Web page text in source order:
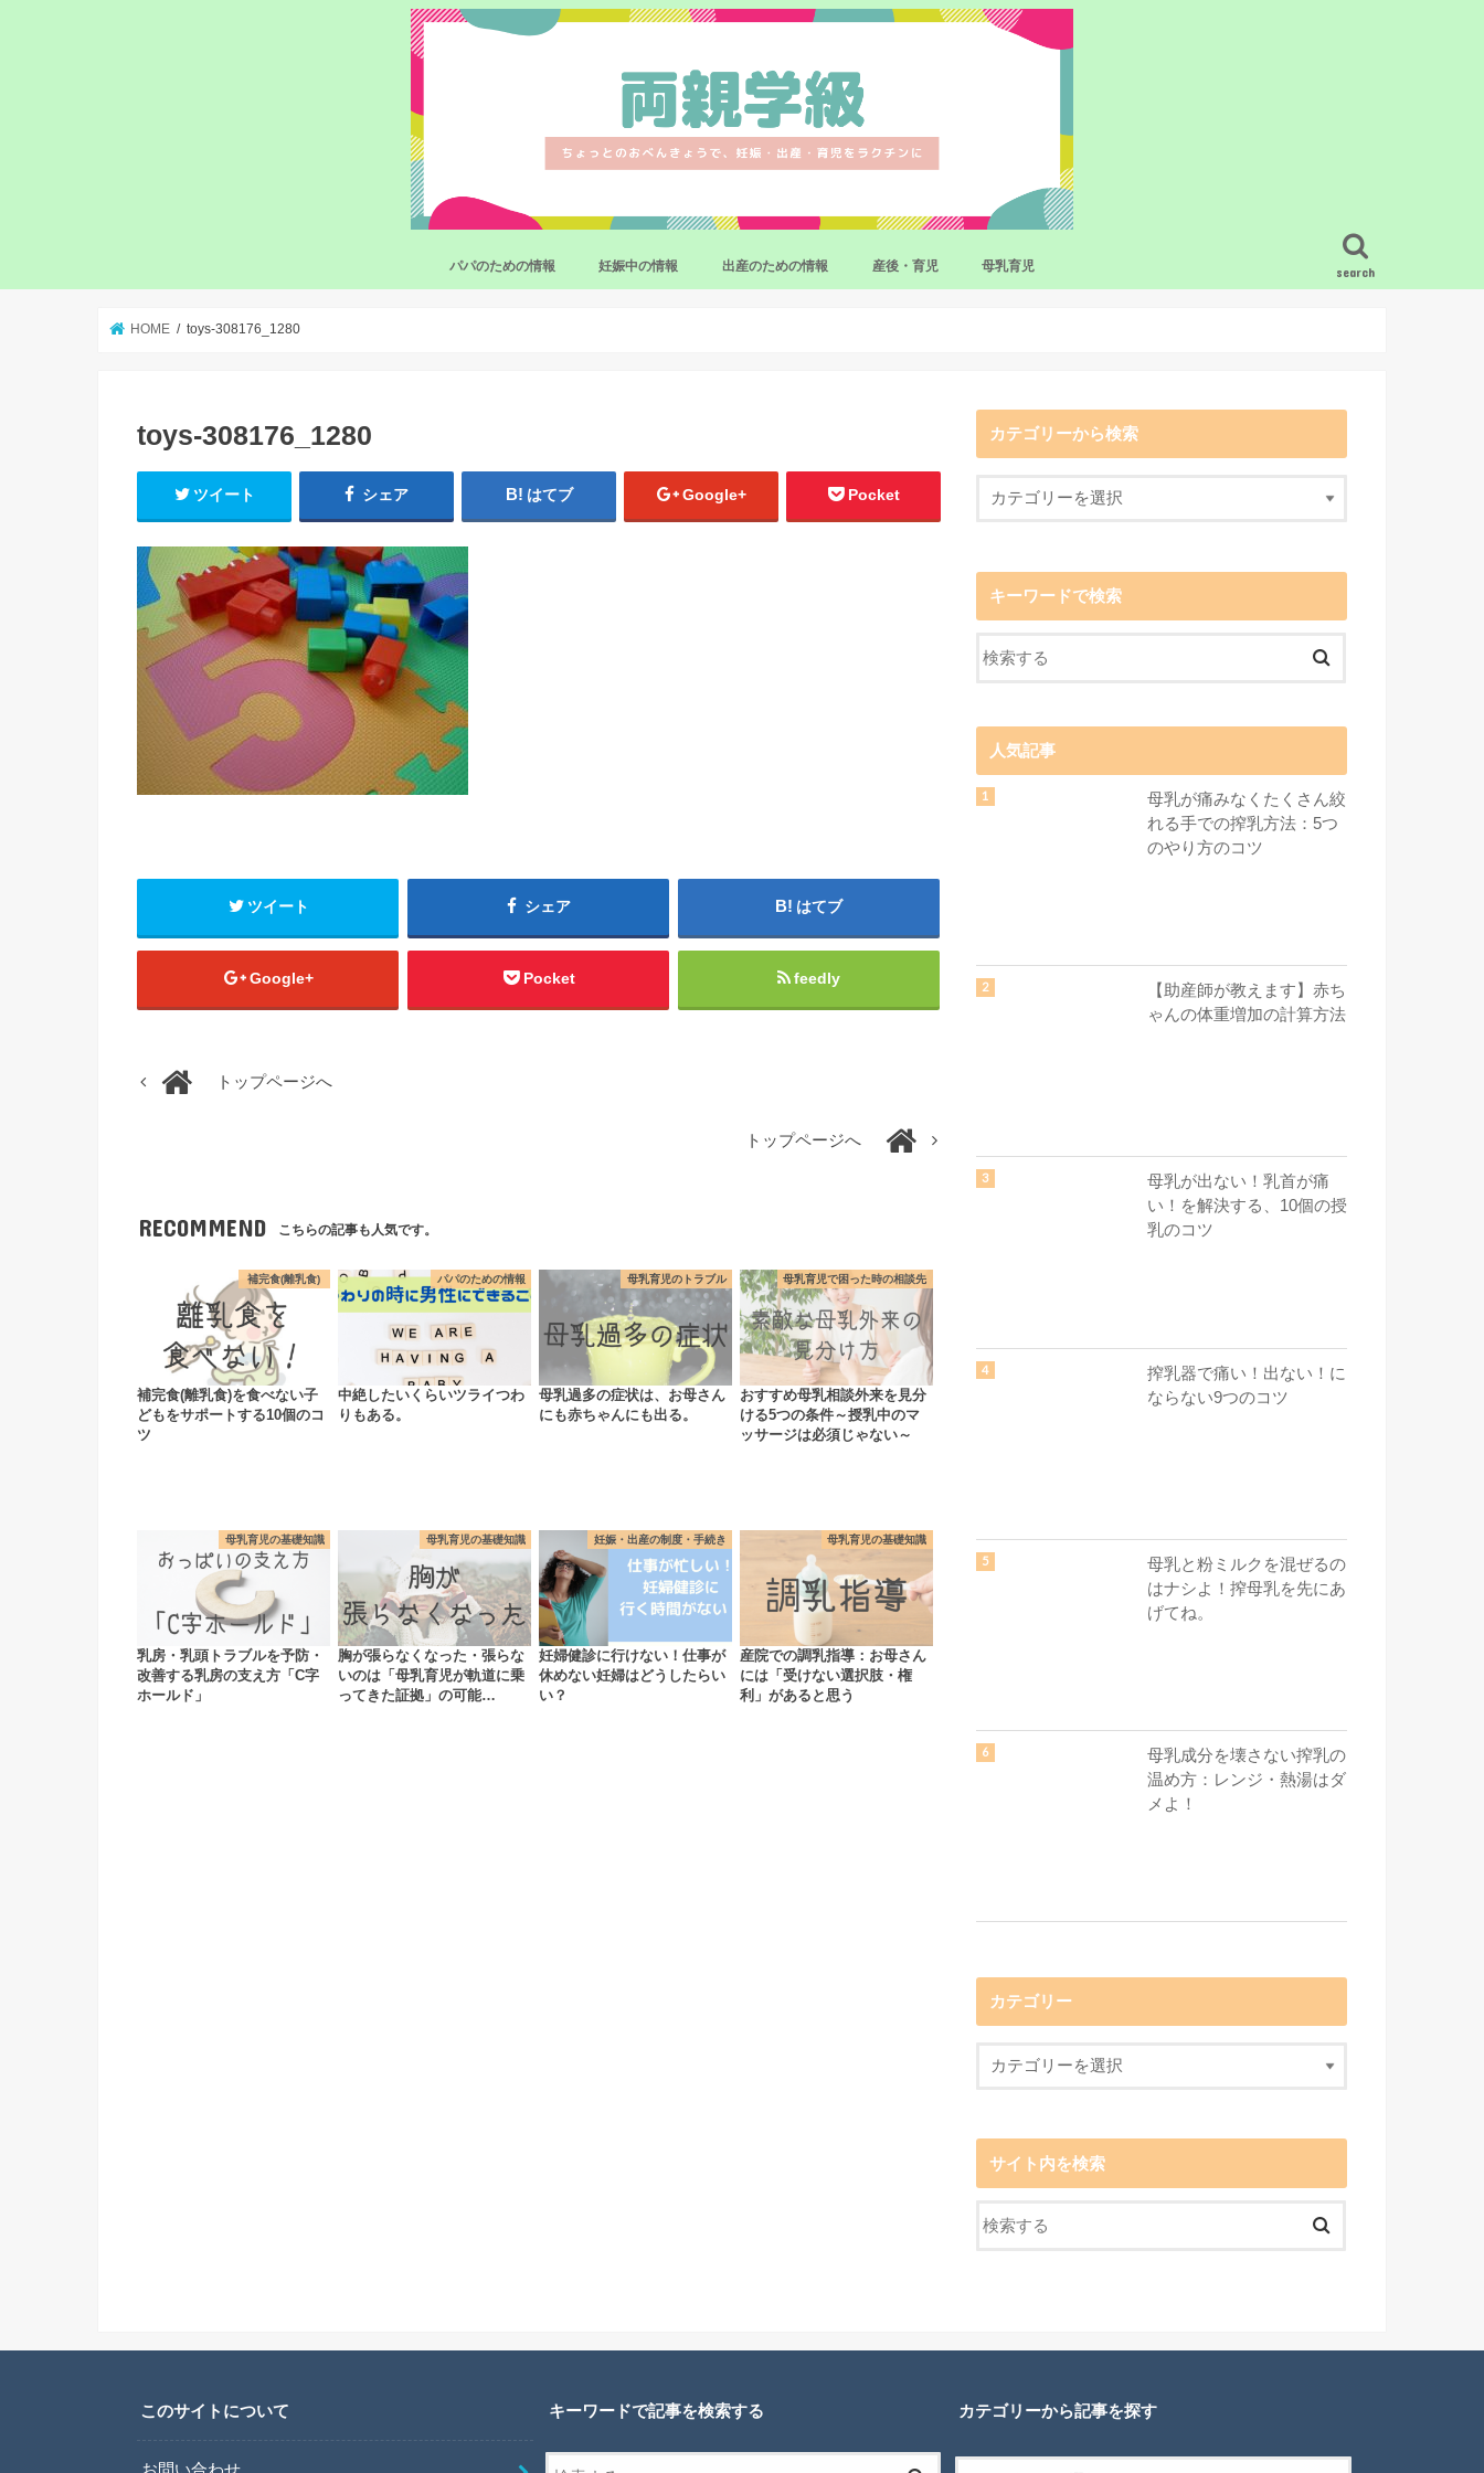
search
パパのための情報 妊娠中の情報 出産のための情報 産後・育児 母乳育児
HOME toys-308176_1280
toys-308176_1280
ツイート シェア はてブ Google+ Pocket
ツイート シェア はてブ
Google+ Pocket feedly
トップページへ
トップページへ
RECOMMEND こちらの記事も人気です。
補完食(離乳食)
補完食(離乳食)を食べない子
どもをサポートする10個のコ
ツ
パパのための情報
中絶したいくらいツライつわ
りもある。
母乳育児のトラブル
母乳過多の症状は、お母さん
にも赤ちゃんにも出る。
母乳育児で困った時の相談先
おすすめ母乳相談外来を見分
ける5つの条件～授乳中のマ
ッサージは必須じゃない～
母乳育児の基礎知識
乳房・乳頭トラブルを予防・
改善する乳房の支え方「C字
ホールド」
母乳育児の基礎知識
胸が張らなくなった・張らな
いのは「母乳育児が軌道に乗
ってきた証拠」の可能…
妊娠・出産の制度・手続き
妊婦健診に行けない！仕事が
休めない妊婦はどうしたらい
い？
母乳育児の基礎知識
産院での調乳指導：お母さん
には「受けない選択肢・権
利」があると思う
カテゴリーから検索
キーワードで検索
人気記事
母乳が痛みなくたくさん絞
れる手での搾乳方法：5つ
のやり方のコツ
【助産師が教えます】赤ち
ゃんの体重増加の計算方法
母乳が出ない！乳首が痛
い！を解決する、10個の授
乳のコツ
搾乳器で痛い！出ない！に
ならない9つのコツ
母乳と粉ミルクを混ぜるの
はナシよ！搾母乳を先にあ
げてね。
母乳成分を壊さない搾乳の
温め方：レンジ・熱湯はダ
メよ！
カテゴリー
サイト内を検索
このサイトについて キーワードで記事を検索する カテゴリーから記事を探す